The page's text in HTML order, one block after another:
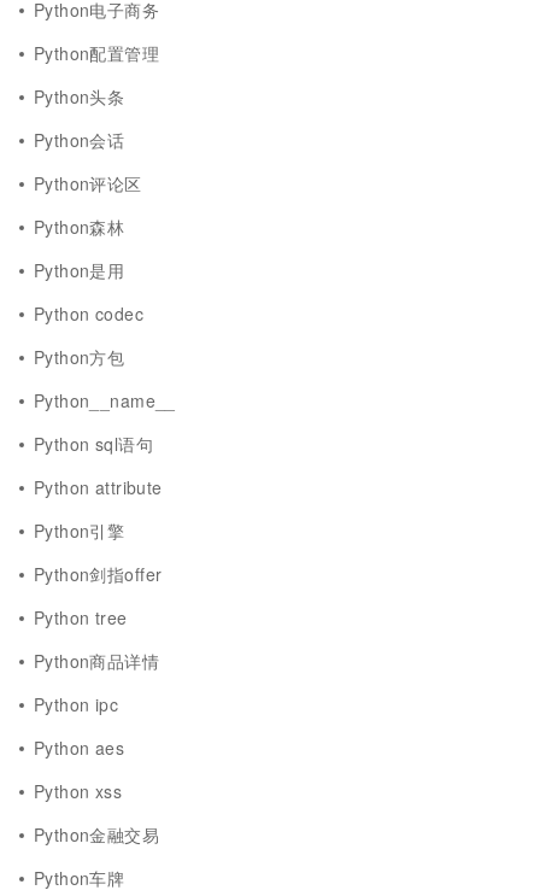
Python电子商务
Python配置管理
Python头条
Python会话
Python评论区
Python森林
Python是用
Python codec
Python方包
Python__name__
Python sql语句
Python attribute
Python引擎
Python剑指offer
Python tree
Python商品详情
Python ipc
Python aes
Python xss
Python金融交易
Python车牌